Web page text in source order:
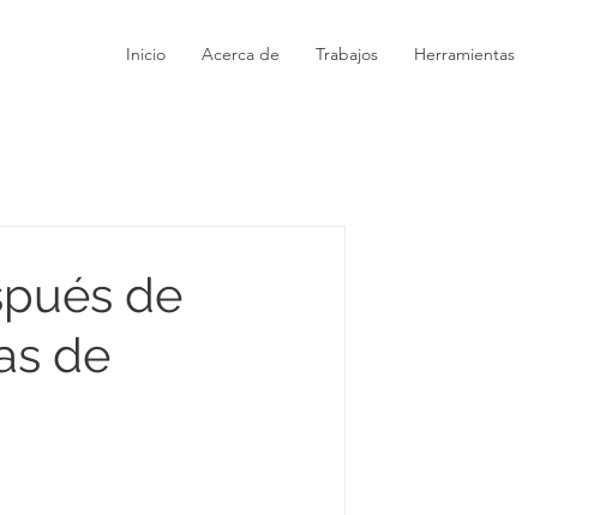
Inicio Acerca de Trabajos Herramientas
de
de